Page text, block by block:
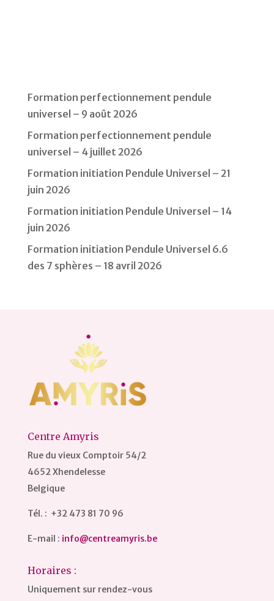
Formation perfectionnement pendule
universel – 9 août 2026
Formation perfectionnement pendule
universel – 4 juillet 2026
Formation initiation Pendule Universel – 21
juin 2026
Formation initiation Pendule Universel – 14
juin 2026
Formation initiation Pendule Universel 6.6
des 7 sphères – 18 avril 2026
Centre Amyris
Rue du vieux Comptoir 54/2
4652 Xhendelesse
Belgique
Tél. : +32 473 81 70 96
E-mail : info@centreamyris.be
Horaires :
Uniquement sur rendez-vous